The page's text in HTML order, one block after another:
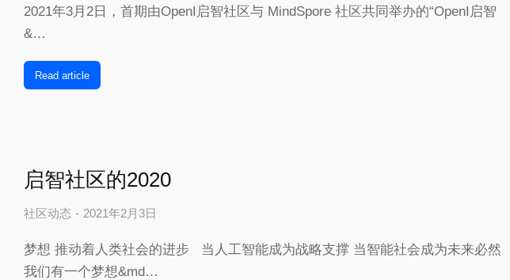
2021年3月2日，首期由OpenI启智社区与 MindSpore 社区共同举办的“OpenI启智
&…
Read article
启智社区的2020
社区动态 2021年2月3日
梦想 推动着人类社会的进步 当人工智能成为战略支撑 当智能社会成为未来必然
我们有一个梦想&md…